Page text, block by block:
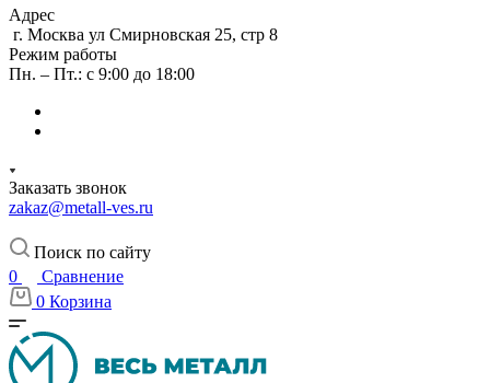
Адрес
г. Москва ул Смирновская 25, стр 8
Режим работы
Пн. – Пт.: с 9:00 до 18:00
Заказать звонок
zakaz@metall-ves.ru
Поиск по сайту
0
Сравнение
0 Корзина